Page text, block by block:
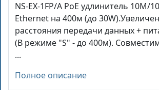
NS-EX-1FP/A PoE удлинитель 10M/
Ethernet на 400м (до
расстояния передачи данных +
(В режиме "S" - до 400м).
...
Полное описание